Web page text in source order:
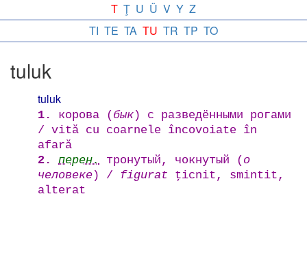
T Ţ U Ü V Y Z
TI TE TA TU TR TP TO
tuluk
tuluk
1. корова (бык) с разведёнными рогами
/ vită cu coarnele încovoiate în
afară
2.
перен. тронутый, чокнутый (о
человеке) / figurat ţicnit, smintit,
alterat